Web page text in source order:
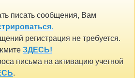
писать сообщения, Вам
регистрация не требуется.
ЗДЕСЬ!
письма на активацию учетной
.